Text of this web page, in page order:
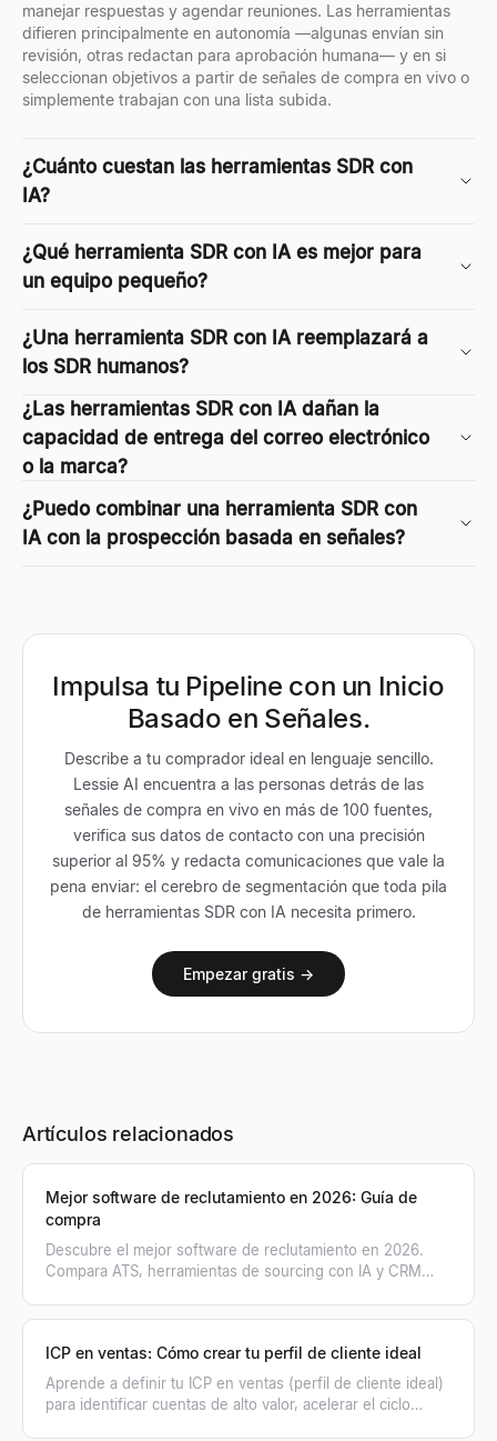
manejar respuestas y agendar reuniones. Las herramientas
difieren principalmente en autonomía —algunas envían sin
revisión, otras redactan para aprobación humana— y en si
seleccionan objetivos a partir de señales de compra en vivo o
simplemente trabajan con una lista subida.
¿Cuánto cuestan las herramientas SDR con
IA?
¿Qué herramienta SDR con IA es mejor para
un equipo pequeño?
¿Una herramienta SDR con IA reemplazará a
los SDR humanos?
¿Las herramientas SDR con IA dañan la
capacidad de entrega del correo electrónico
o la marca?
¿Puedo combinar una herramienta SDR con
IA con la prospección basada en señales?
Impulsa tu Pipeline con un Inicio
Basado en Señales.
Describe a tu comprador ideal en lenguaje sencillo.
Lessie AI encuentra a las personas detrás de las
señales de compra en vivo en más de 100 fuentes,
verifica sus datos de contacto con una precisión
superior al 95% y redacta comunicaciones que vale la
pena enviar: el cerebro de segmentación que toda pila
de herramientas SDR con IA necesita primero.
Empezar gratis →
Artículos relacionados
Mejor software de reclutamiento en 2026: Guía de
compra
Descubre el mejor software de reclutamiento en 2026.
Compara ATS, herramientas de sourcing con IA y CRM
ICP en ventas: Cómo crear tu perfil de cliente ideal
Aprende a definir tu ICP en ventas (perfil de cliente ideal)
para identificar cuentas de alto valor, acelerar el ciclo